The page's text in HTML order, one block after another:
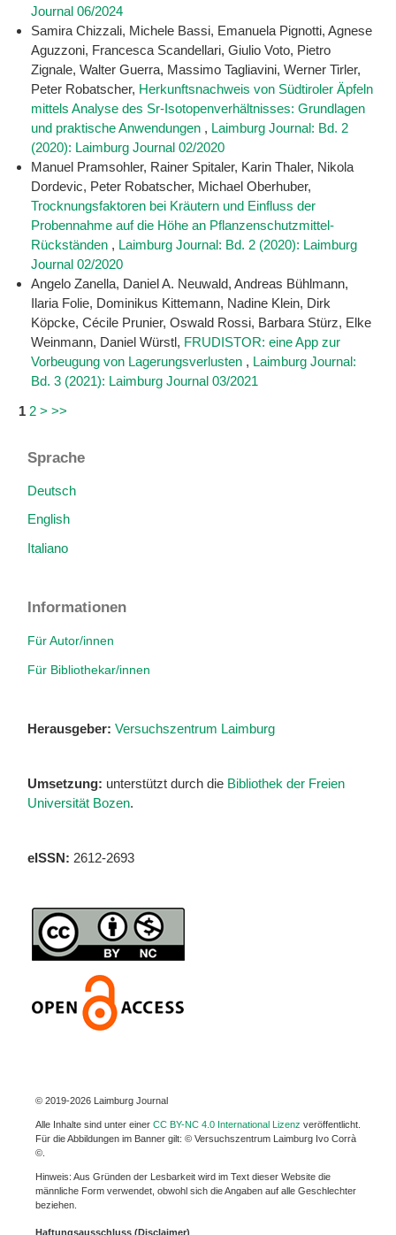
Journal 06/2024
Samira Chizzali, Michele Bassi, Emanuela Pignotti, Agnese
Aguzzoni, Francesca Scandellari, Giulio Voto, Pietro
Zignale, Walter Guerra, Massimo Tagliavini, Werner Tirler,
Peter Robatscher, Herkunftsnachweis von Südtiroler Äpfeln
mittels Analyse des Sr-Isotopenverhältnisses: Grundlagen
und praktische Anwendungen , Laimburg Journal: Bd. 2
(2020): Laimburg Journal 02/2020
Manuel Pramsohler, Rainer Spitaler, Karin Thaler, Nikola
Dordevic, Peter Robatscher, Michael Oberhuber,
Trocknungsfaktoren bei Kräutern und Einfluss der
Probennahme auf die Höhe an Pflanzenschutzmittel-
Rückständen , Laimburg Journal: Bd. 2 (2020): Laimburg
Journal 02/2020
Angelo Zanella, Daniel A. Neuwald, Andreas Bühlmann,
Ilaria Folie, Dominikus Kittemann, Nadine Klein, Dirk
Köpcke, Cécile Prunier, Oswald Rossi, Barbara Stürz, Elke
Weinmann, Daniel Würstl, FRUDISTOR: eine App zur
Vorbeugung von Lagerungsverlusten , Laimburg Journal:
Bd. 3 (2021): Laimburg Journal 03/2021
1 2 > >>
Sprache
Deutsch
English
Italiano
Informationen
Für Autor/innen
Für Bibliothekar/innen
Herausgeber: Versuchszentrum Laimburg
Umsetzung: unterstützt durch die Bibliothek der Freien
Universität Bozen.
eISSN: 2612-2693
© 2019-2026 Laimburg Journal
Alle Inhalte sind unter einer CC BY-NC 4.0 International Lizenz veröffentlicht.
Für die Abbildungen im Banner gilt: © Versuchszentrum Laimburg Ivo Corrà
©.
Hinweis: Aus Gründen der Lesbarkeit wird im Text dieser Website die
männliche Form verwendet, obwohl sich die Angaben auf alle Geschlechter
beziehen.
Haftungsausschluss (Disclaimer)